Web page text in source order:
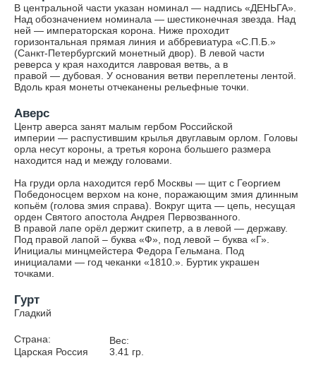
В центральной части указан номинал — надпись «ДЕНЬГА».
Над обозначением номинала — шестиконечная звезда. Над
ней — императорская корона. Ниже проходит
горизонтальная прямая линия и аббревиатура «С.П.Б.»
(Санкт-Петербургский монетный двор). В левой части
реверса у края находится лавровая ветвь, а в
правой — дубовая. У основания ветви переплетены лентой.
Вдоль края монеты отчеканены рельефные точки.
Аверс
Центр аверса занят малым гербом Российской
империи — распустившим крылья двуглавым орлом. Головы
орла несут короны, а третья корона большего размера
находится над и между головами.
На груди орла находится герб Москвы — щит с Георгием
Победоносцем верхом на коне, поражающим змия длинным
копьём (голова змия справа). Вокруг щита — цепь, несущая
орден Святого апостола Андрея Первозванного.
В правой лапе орёл держит скипетр, а в левой — державу.
Под правой лапой – буква «Ф», под левой – буква «Г».
Инициалы минцмейстера Федора Гельмана. Под
инициалами — год чеканки «1810.». Буртик украшен
точками.
Гурт
Гладкий
Страна:
Царская Россия
Вес:
3.41 гр.